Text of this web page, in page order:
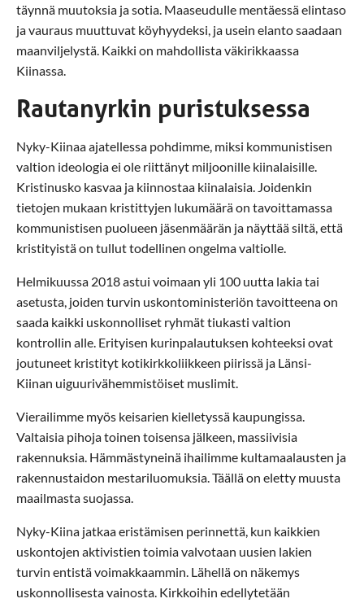
täynnä muutoksia ja sotia. Maaseudulle mentäessä elintaso
ja vauraus muuttuvat köyhyydeksi, ja usein elanto saadaan
maanviljelystä. Kaikki on mahdollista väkirikkaassa
Kiinassa.
Rautanyrkin puristuksessa
Nyky-Kiinaa ajatellessa pohdimme, miksi kommunistisen
valtion ideologia ei ole riittänyt miljoonille kiinalaisille.
Kristinusko kasvaa ja kiinnostaa kiinalaisia. Joidenkin
tietojen mukaan kristittyjen lukumäärä on tavoittamassa
kommunistisen puolueen jäsenmäärän ja näyttää siltä, että
kristityistä on tullut todellinen ongelma valtiolle.
Helmikuussa 2018 astui voimaan yli 100 uutta lakia tai
asetusta, joiden turvin uskontoministeriön tavoitteena on
saada kaikki uskonnolliset ryhmät tiukasti valtion
kontrollin alle. Erityisen kurinpalautuksen kohteeksi ovat
joutuneet kristityt kotikirkkoliikkeen piirissä ja Länsi-
Kiinan uiguurivähemmistöiset muslimit.
Vierailimme myös keisarien kielletyssä kaupungissa.
Valtaisia pihoja toinen toisensa jälkeen, massiivisia
rakennuksia. Hämmästyneinä ihailimme kultamaalausten ja
rakennustaidon mestariluomuksia. Täällä on eletty muusta
maailmasta suojassa.
Nyky-Kiina jatkaa eristämisen perinnettä, kun kaikkien
uskontojen aktivistien toimia valvotaan uusien lakien
turvin entistä voimakkaammin. Lähellä on näkemys
uskonnollisesta vainosta. Kirkkoihin edellytetään